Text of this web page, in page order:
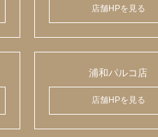
店舗HPを見る
浦和パルコ店
店舗HPを見る